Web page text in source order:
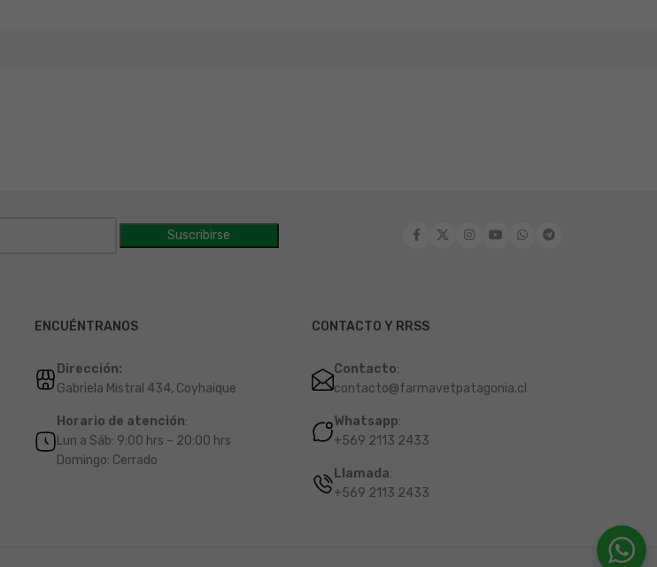
ENCUÉNTRANOS
Dirección:
Gabriela Mistral 434, Coyhaique
Horario de atención:
Lun a Sáb: 9:00 hrs – 20:00 hrs
Domingo: Cerrado
CONTACTO Y RRSS
Contacto:
contacto@farmavetpatagonia.cl
Whatsapp:
+569 2113 2433
Llamada:
+569 2113 2433